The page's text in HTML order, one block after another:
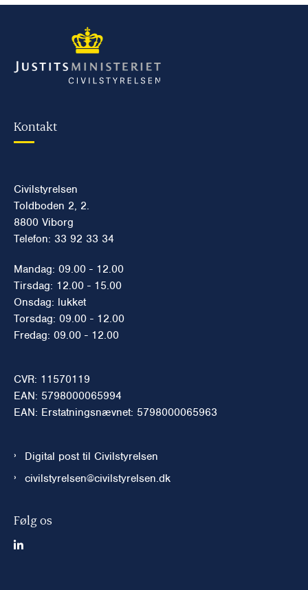
Kontakt
Civilstyrelsen
Toldboden 2, 2.
8800 Viborg
Telefon: 33 92 33 34
Mandag: 09.00 - 12.00
Tirsdag: 12.00 - 15.00
Onsdag: lukket
Torsdag: 09.00 - 12.00
Fredag: 09.00 - 12.00
CVR: 11570119
EAN: 5798000065994
EAN: Erstatningsnævnet: 5798000065963
Digital post til Civilstyrelsen
civilstyrelsen@civilstyrelsen.dk
Følg os